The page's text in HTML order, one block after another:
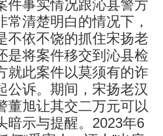
件事实情况跟沁县警方
常清楚明白的情况下，
不依不饶的抓住宋扬老
是将案件移交到沁县检
就此案件以莫须有的诈
公诉。期间，宋扬老汉
董旭让其交二万元可以
暗示与提醒。2023年6